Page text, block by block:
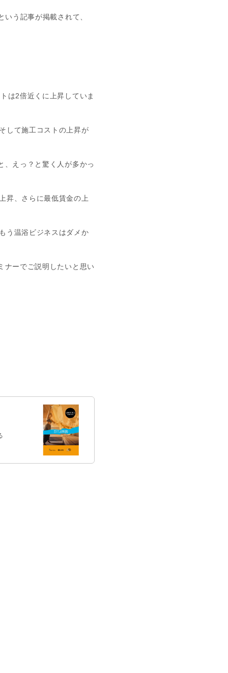
う記事が掲載されて、
は2倍近くに上昇していま
して施工コストの上昇が
、えっ？と驚く人が多かっ
昇、さらに最低賃金の上
う温浴ビジネスはダメか
ナーでご説明したいと思い